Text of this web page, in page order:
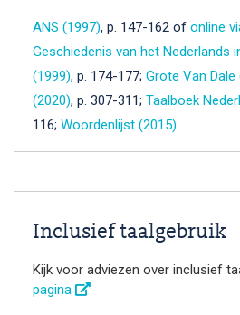
ANS (1997), p. 147-162 of online
Geschiedenis van het Nederlands
(1999), p. 174-177; Grote Van Dale
(2020), p. 307-311; Taalboek
116; Woordenlijst (2015)
Inclusief taalgebruik
Kijk voor adviezen over inclusief
pagina